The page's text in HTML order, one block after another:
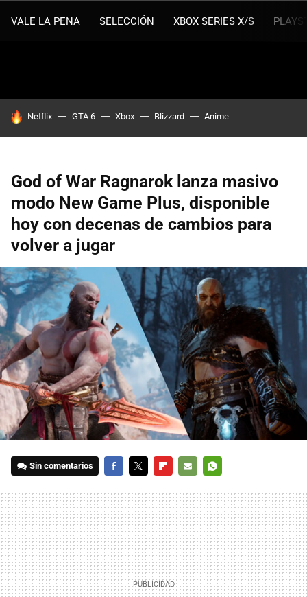
VALE LA PENA SELECCIÓN XBOX SERIES X/S
HOY SE HABLA DE
Netflix GTA 6 Xbox Blizzard Anime
God of War Ragnarok lanza masivo
modo New Game Plus, disponible
hoy con decenas de cambios para
volver a jugar
Sin comentarios
MAIL